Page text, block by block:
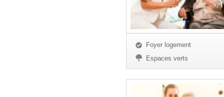
Foyer logement
Espaces verts